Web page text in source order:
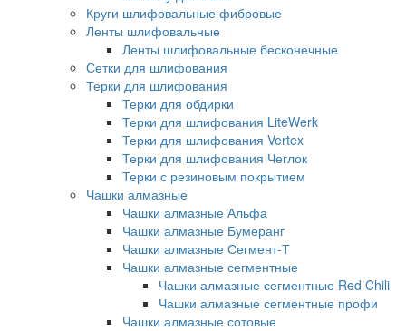
Круги шлифовальные фибровые
Ленты шлифовальные
Ленты шлифовальные бесконечные
Сетки для шлифования
Терки для шлифования
Терки для обдирки
Терки для шлифования LiteWerk
Терки для шлифования Vertex
Терки для шлифования Чеглок
Терки с резиновым покрытием
Чашки алмазные
Чашки алмазные Альфа
Чашки алмазные Бумеранг
Чашки алмазные Сегмент-Т
Чашки алмазные сегментные
Чашки алмазные сегментные Red Chili
Чашки алмазные сегментные профи
Чашки алмазные сотовые